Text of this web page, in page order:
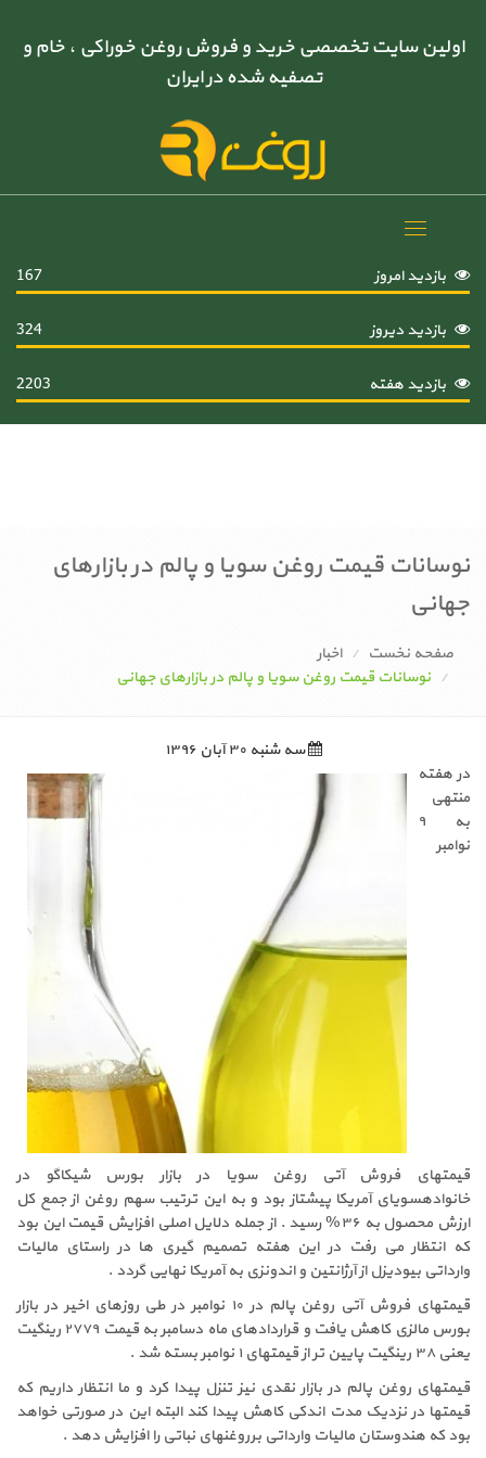
اولین سایت تخصصی خرید و فروش روغن خوراکی ، خام و
تصفیه شده در ایران
Toggle
بازدید امروز
167
بازدید دیروز 324
بازدید هفته 2203
نوسانات قیمت روغن سویا و پالم در بازارهای
جهانی
صفحه نخست
اخبار
نوسانات قیمت روغن سویا و پالم در بازارهای جهانی
سه شنبه ۳۰ آبان ۱۳۹۶
در هفته
منتهی
به ۹
نوامبر
قیمتهای فروش آتی روغن سویا در بازار بورس شیکاگو در
خانوادهسویای آمریکا پیشتاز بود و به این ترتیب سهم روغن از جمع کل
ارزش محصول به ۳۶% رسید . از جمله دلایل اصلی افزایش قیمت این بود
که انتظار می رفت در این هفته تصمیم گیری ها در راستای مالیات
وارداتی بیودیزل از آرژانتین و اندونزی به آمریکا نهایی گردد .
قیمتهای فروش آتی روغن پالم در ۱۰ نوامبر در طی روزهای اخیر در بازار
بورس مالزی کاهش یافت و قراردادهای ماه دسامبر به قیمت ۲۷۷۹ رینگیت
یعنی ۳۸ رینگیت پایین تر از قیمتهای ۱ نوامبر بسته شد .
قیمتهای روغن پالم در بازار نقدی نیز تنزل پیدا کرد و ما انتظار داریم که
قیمتها در نزدیک مدت اندکی کاهش پیدا کند البته این در صورتی خواهد
بود که هندوستان مالیات وارداتی برروغنهای نباتی را افزایش دهد .